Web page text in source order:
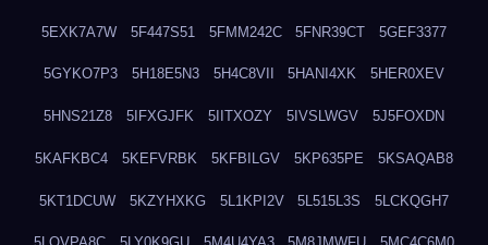
5EXK7A7W 5F447S51 5FMM242C 5FNR39CT 5GEF3377
5GYKO7P3 5H18E5N3 5H4C8VII 5HANI4XK 5HER0XEV
5HNS21Z8 5IFXGJFK 5IITXOZY 5IVSLWGV 5J5FOXDN
5KAFKBC4 5KEFVRBK 5KFBILGV 5KP635PE 5KSAQAB8
5KT1DCUW 5KZYHXKG 5L1KPI2V 5L515L3S 5LCKQGH7